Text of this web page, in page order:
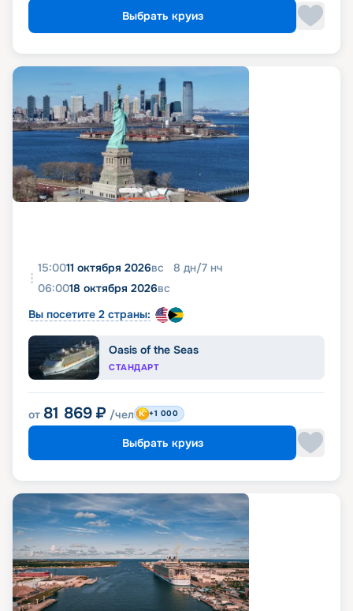
Выбрать круиз
15:0011 октября 2026вс 8 дн/7 нч
06:0018 октября 2026вс
Вы посетите 2 страны:
Oasis of the Seas
СТАНДАРТ
от 81 869 ₽ /чел +1 000
Выбрать круиз